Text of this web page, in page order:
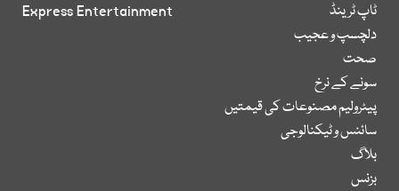
ٹاپ ٹرینڈ
دلچسپ و عجیب
صحت
سونے کے نرخ
پیٹرولیم مصنوعات کی قیمتیں
سائنس و ٹیکنالوجی
بلاگ
بزنس
Express Entertainment